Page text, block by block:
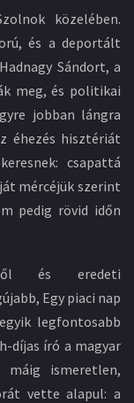
közelében.
és a deportált
Sándort, a
meg, és politikai
jobban lángra
éhezés hisztériát
csapattá
mércéjük szerint
pedig rövid időn
és eredeti
Egy piaci nap
legfontosabb
díjas író a magyar
ismeretlen,
vette alapul: a